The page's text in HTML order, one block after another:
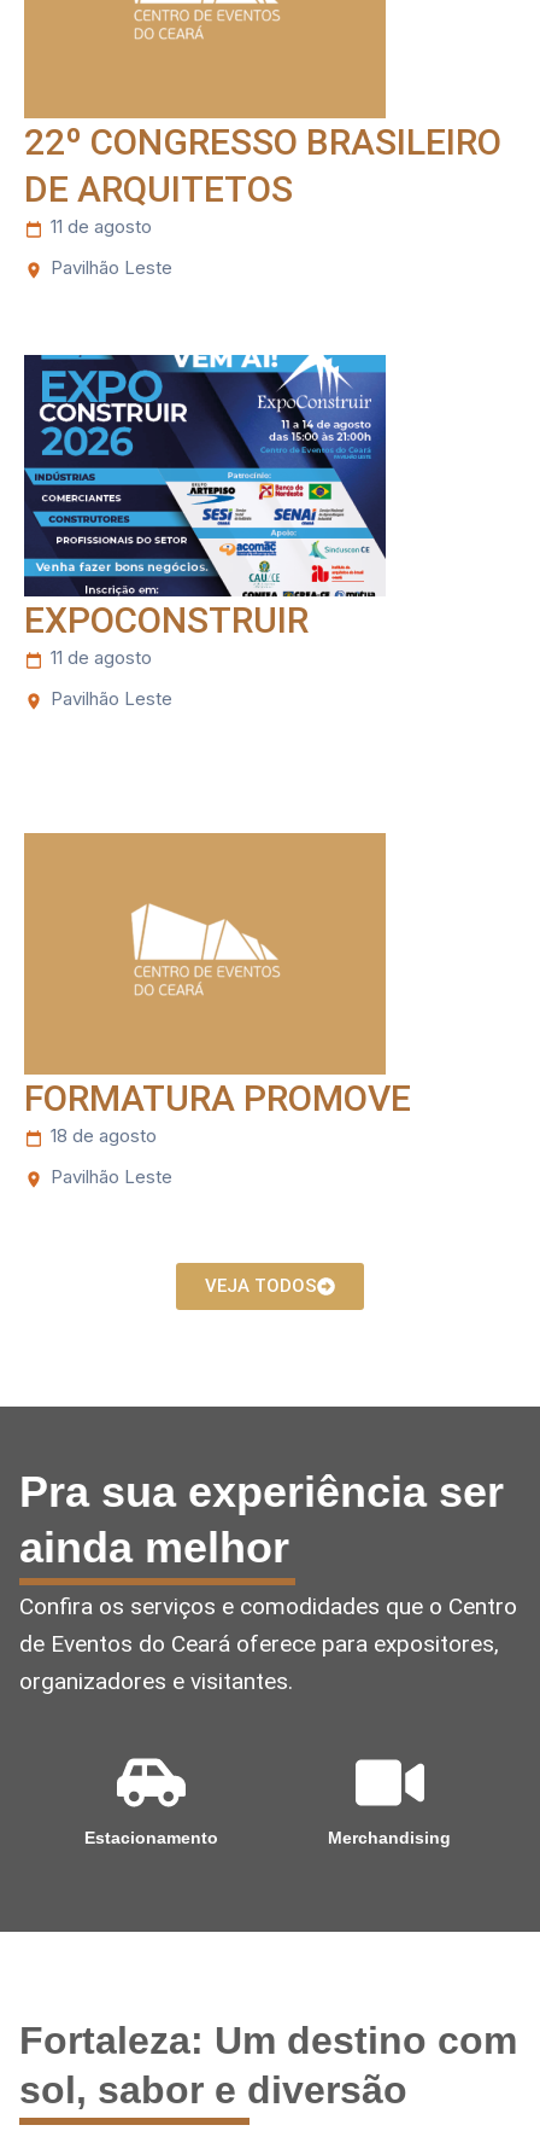
22º CONGRESSO BRASILEIRO
DE ARQUITETOS
11 de agosto
Pavilhão Leste
EXPOCONSTRUIR
11 de agosto
Pavilhão Leste
FORMATURA PROMOVE
18 de agosto
Pavilhão Leste
VEJA TODOS
Pra sua experiência ser
ainda melhor
Confira os serviços e comodidades que o Centro
de Eventos do Ceará oferece para expositores,
organizadores e visitantes.
Estacionamento Merchandising
Fortaleza: Um destino com
sol, sabor e diversão